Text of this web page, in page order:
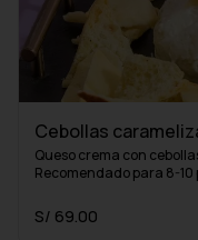
Cebollas
Queso crema con
Recomendado para 8-10
S/ 69.00